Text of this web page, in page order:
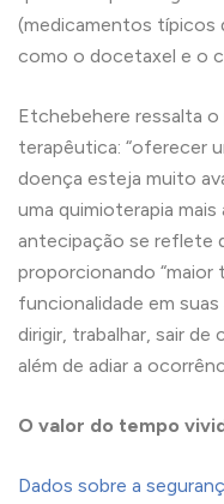
(medicamentos típicos
como o docetaxel e o
Etchebehere ressalta
terapêutica: “oferecer
doença esteja muito
uma quimioterapia mais
antecipação se reflete
proporcionando “maior
funcionalidade em
dirigir, trabalhar, sair de
além de adiar a
O valor do tempo
Dados sobre a